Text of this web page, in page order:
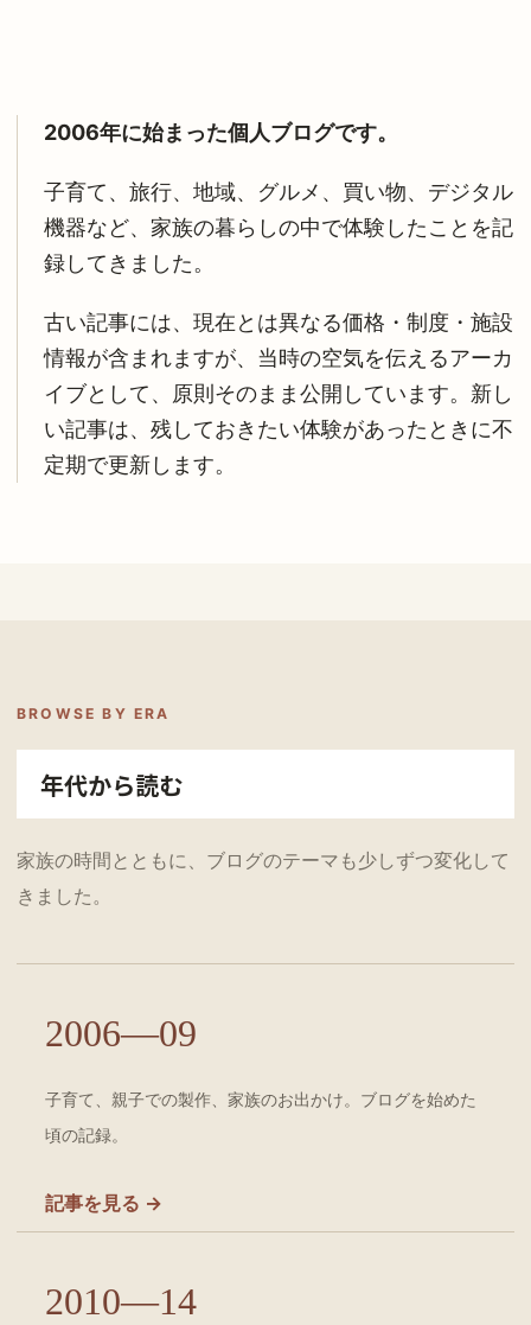
2006年に始まった個人ブログです。
子育て、旅行、地域、グルメ、買い物、デジタル
機器など、家族の暮らしの中で体験したことを記
録してきました。
古い記事には、現在とは異なる価格・制度・施設
情報が含まれますが、当時の空気を伝えるアーカ
イブとして、原則そのまま公開しています。新し
い記事は、残しておきたい体験があったときに不
定期で更新します。
BROWSE BY ERA
年代から読む
家族の時間とともに、ブログのテーマも少しずつ変化して
きました。
2006—09
子育て、親子での製作、家族のお出かけ。ブログを始めた
頃の記録。
記事を見る →
2010—14